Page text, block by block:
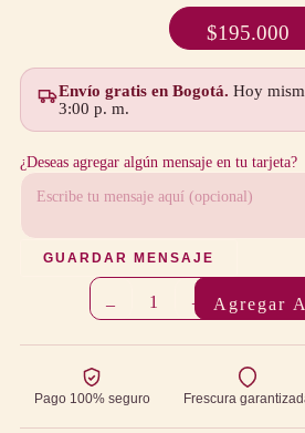
$195.000
Envío gratis en Bogotá. Hoy
3:00 p. m.
¿Deseas agregar algún mensaje en tu tarjeta?
GUARDAR MENSAJE
– 1 + Agregar
Pago 100% seguro Frescura